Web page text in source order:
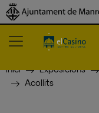
Inici Exposicions
Acollits